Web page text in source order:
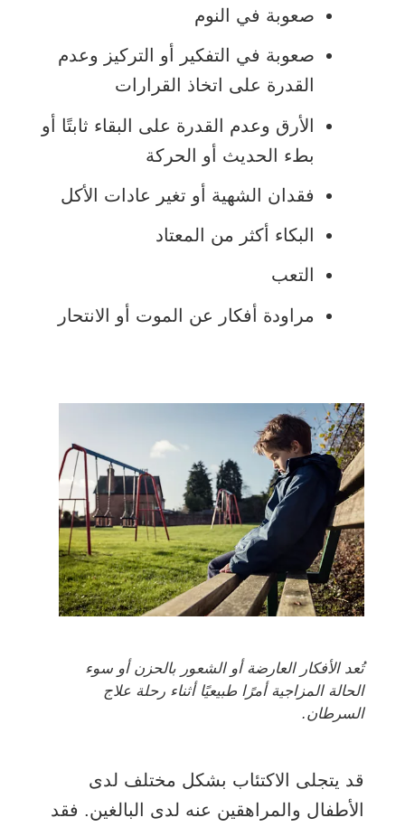
صعوبة في النوم
صعوبة في التفكير أو التركيز وعدم
القدرة على اتخاذ القرارات
الأرق وعدم القدرة على البقاء ثابتًا أو
بطء الحديث أو الحركة
فقدان الشهية أو تغير عادات الأكل
البكاء أكثر من المعتاد
التعب
مراودة أفكار عن الموت أو الانتحار
تُعد الأفكار العارضة أو الشعور بالحزن أو سوء
الحالة المزاجية أمرًا طبيعيًا أثناء رحلة علاج
السرطان.
قد يتجلى الاكتئاب بشكل مختلف لدى
الأطفال والمراهقين عنه لدى البالغين. فقد